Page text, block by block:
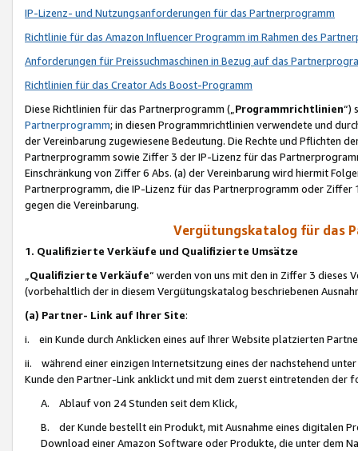
IP-Lizenz- und Nutzungsanforderungen für das Partnerprogramm
Richtlinie für das Amazon Influencer Programm im Rahmen des
Anforderungen für Preissuchmaschinen in Bezug auf das
Richtlinien für das Creator Ads Boost-Programm
Diese Richtlinien für das Partnerprogramm („Programmrichtlinien“)
Partnerprogramm; in diesen Programmrichtlinien verwendete und
der Vereinbarung zugewiesene Bedeutung. Die Rechte und Pflichten
Partnerprogramm sowie Ziffer 3 der IP-Lizenz für das
Einschränkung von Ziffer 6 Abs. (a) der Vereinbarung wird hiermit
Partnerprogramm, die IP-Lizenz für das Partnerprogramm oder
gegen die Vereinbarung.
Vergütungskatalog für das
1. Qualifizierte Verkäufe und Qualifizierte Umsätze
Qualifizierte Verkäufe“ werden von uns mit den in Ziffer 3
(vorbehaltlich der in diesem Vergütungskatalog beschriebenen
(a) Partner- Link auf Ihrer Site:
i. ein Kunde durch Anklicken eines auf Ihrer Website platzierten
ii. während einer einzigen Internetsitzung eines der nachstehend
Kunde den Partner-Link anklickt und mit dem zuerst eintretenden der
A. Ablauf von 24 Stunden seit dem Klick,
B. der Kunde bestellt ein Produkt, mit Ausnahme eines digitalen
Download einer Amazon Software oder Produkte, die unter dem